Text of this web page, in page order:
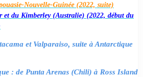
Nouvelle-Guinée (2022, suite)
et du Kimberley (Australie) (2022, début du
et Valparaiso, suite à Antarctique
: de Punta Arenas (Chili) à Ross Island